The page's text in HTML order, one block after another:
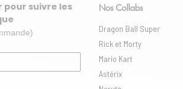
suivre les
Nos Collabs
Dragon Ball Super
Rick et Morty
Mario Kart
Astérix